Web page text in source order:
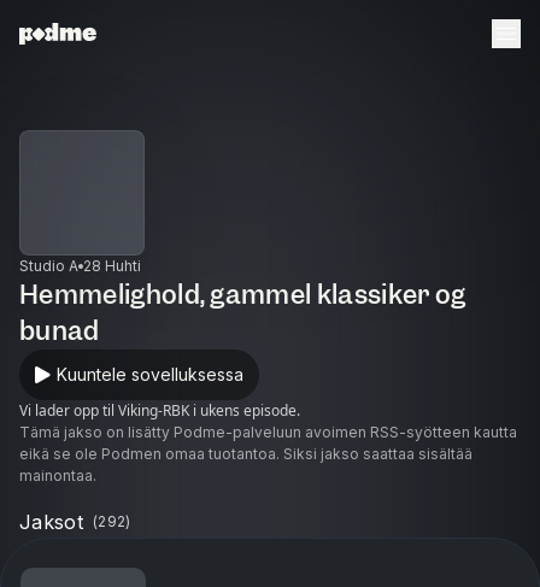
Studio A 28 Huhti
Hemmelighold, gammel klassiker og
bunad
Kuuntele sovelluksessa
Vi lader opp til Viking-RBK i ukens episode.
Tämä jakso on lisätty Podme-palveluun avoimen RSS-syötteen kautta
eikä se ole Podmen omaa tuotantoa. Siksi jakso saattaa sisältää
mainontaa.
Jaksot (292)